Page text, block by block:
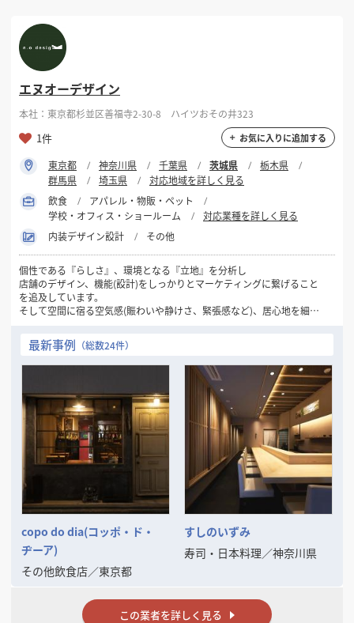
エヌオーデザイン
本社：東京都杉並区善福寺2-30-8 ハイツおその井323
1件 お気に入りに追加する
東京都 神奈川県 千葉県 茨城県
栃木県
群馬県
埼玉県
対応地域を詳しく見る
飲食
アパレル・物販・ペット
学校・オフィス・ショールーム
対応業種を詳しく見る
内装デザイン設計
その他
個性である『らしさ』、環境となる『立地』を分析し
店舗のデザイン、機能(設計)をしっかりとマーケティングに繋げること
を追及しています。
そして空間に宿る空気感(賑わいや静けさ、緊張感など)、居心地を細や
限られた予算内で魅力のある空間、お店を作るのが使命と考えていま
す。
最新事例 （総数24件）
copo do dia(コッポ・ド・
ヂーア)
その他飲食店／東京都
すしのいずみ
寿司・日本料理 ／神奈川県
この業者を詳しく見る